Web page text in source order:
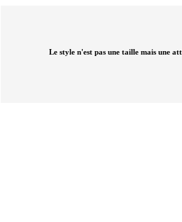
Le style n'est pas une taille mais une